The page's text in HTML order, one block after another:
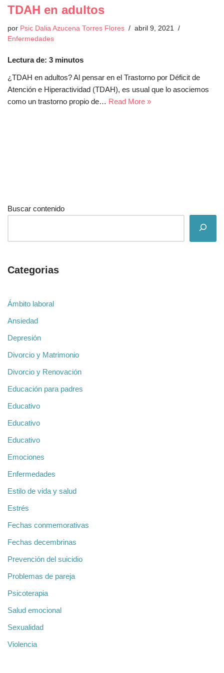
TDAH en adultos
por Psic Dalia Azucena Torres Flores
abril 9, 2021
Enfermedades
Lectura de: 3 minutos
¿TDAH en adultos? Al pensar en el Trastorno por Déficit de
Atención e Hiperactividad (TDAH), es usual que lo asociemos
como un trastorno propio de… Read More »
Buscar contenido
Categorias
Ámbito laboral
Ansiedad
Depresión
Divorcio y Matrimonio
Divorcio y Renovación
Educación para padres
Educativo
Educativo
Educativo
Emociones
Enfermedades
Estilo de vida y salud
Estrés
Fechas conmemorativas
Fechas decembrinas
Prevención del suicidio
Problemas de pareja
Psicoterapia
Salud emocional
Sexualidad
Violencia